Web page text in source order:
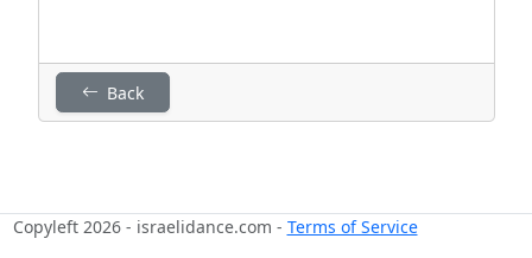
Back
Copyleft 2026 - israelidance.com - Terms of Service